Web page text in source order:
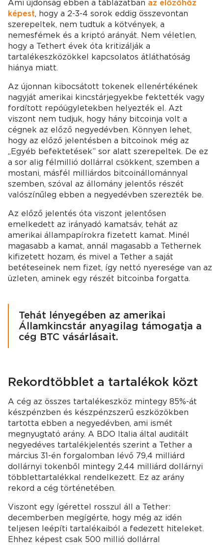
Ami újdonság ebben a táblázatban az előzőhöz
képest, hogy a 2-3-4 sorok eddig összevontan
szerepeltek, nem tudtuk a kötvények, a
nemesfémek és a kriptó arányát. Nem véletlen,
hogy a Tethert évek óta kritizálják a
tartalékeszközökkel kapcsolatos átláthatóság
hiánya miatt.
Az újonnan kibocsátott tokenek ellenértékének
nagyját amerikai kincstárjegyekbe fektették vagy
fordított repóügyletekben helyezték el. Azt
viszont nem tudjuk, hogy hány bitcoinja volt a
cégnek az előző negyedévben. Könnyen lehet,
hogy az előző jelentésben a bitcoinok még az
„Egyéb befektetések” sor alatt szerepeltek. De ez
a sor alig félmillió dollárral csökkent, szemben a
mostani, másfél milliárdos bitcoinállománnyal
szemben, szóval az állomány jelentős részét
valószínűleg ebben a negyedévben szerezték be.
Az előző jelentés óta viszont jelentősen
emelkedett az irányadó kamatsáv, tehát az
amerikai állampapírokra fizetett kamat. Minél
magasabb a kamat, annál magasabb a Tethernek
kifizetett hozam, és mivel a Tether a saját
betéteseinek nem fizet, így nettó nyeresége van az
üzleten, aminek egy részét bitcoinba forgatta.
Tehát lényegében az amerikai
Államkincstár anyagilag támogatja a
cég BTC vásárlásait.
Rekordtöbblet a tartalékok közt
A cég az összes tartalékeszköz mintegy 85%-át
készpénzben és készpénzszerű eszközökben
tartotta ebben a negyedévben, ami ismét
megnyugtató arány. A BDO Italia által auditált
negyedéves tartalékjelentés szerint a Tether a
március 31-én forgalomban lévő 79,4 milliárd
dollárnyi tokenből mintegy 2,44 milliárd dollárnyi
többlettartalékkal rendelkezett. Ez az arány
rekord a cég történetében.
Viszont egy ígérettel rosszul áll a Tether:
decemberben megígérte, hogy még az idén
teljesen leépíti tartalékaiból a fedezett hiteleket.
Ehhez képest csak 500 millió dollárral